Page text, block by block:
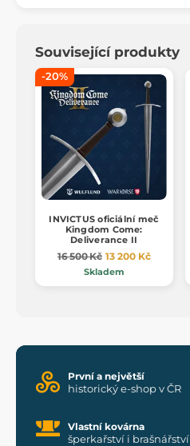
Související produkty
-20%
INVICTUS oficiální meč
Kingdom Come:
Deliverance II
16 500 Kč 13 200 Kč
Skladem
První a největší
historický e-shop v ČR
Vlastní kovárna
šperkařství i brašnářství